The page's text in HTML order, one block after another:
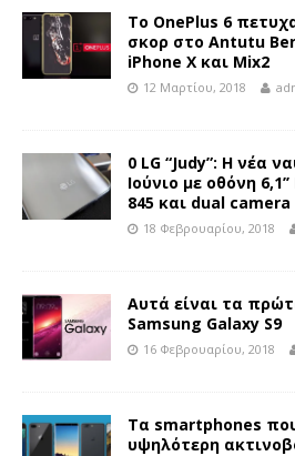
Το OnePlus 6
σκορ στο Antutu
iPhone X και Mix2
12 Μαρτίου, 2018
0 LG “Judy”: Η νέα
Ιούνιο με οθόνη
845 και dual camera
18 Φεβρουαρίου, 2018
Αυτά είναι τα
Samsung Galaxy S9
16 Φεβρουαρίου, 2018
Τα smartphones
υψηλότερη